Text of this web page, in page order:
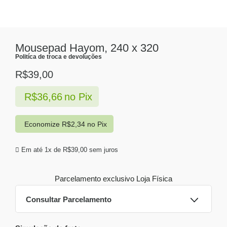
Mousepad Hayom, 240 x 320
Politíca de troca e devoluções
R$39,00
Em até 1x de R$39,00 sem juros
R$36,66 no Pix
Economize R$2,34no Pix
Parcelamento exclusivo Loja Física
Consultar Parcelamento